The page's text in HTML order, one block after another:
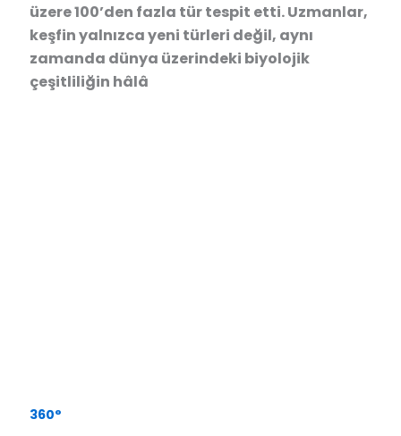
üzere 100’den fazla tür tespit etti. Uzmanlar,
keşfin yalnızca yeni türleri değil, aynı
zamanda dünya üzerindeki biyolojik
çeşitliliğin hâlâ
360°